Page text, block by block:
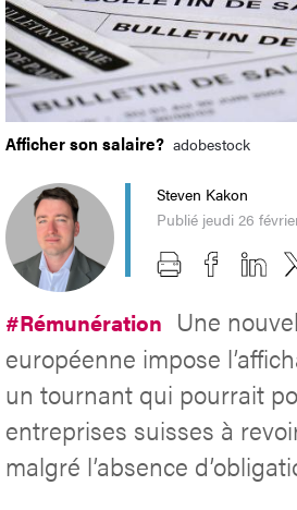
Afficher son salaire? adobestock
Steven Kakon
Publié jeudi 26
#Rémunération Une
européenne impose
un tournant qui pourrait
entreprises suisses à
malgré l’absence